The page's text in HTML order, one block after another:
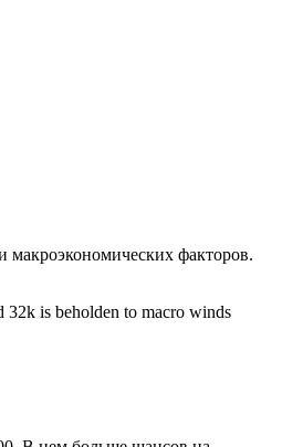
макроэкономических факторов.
32k is beholden to macro winds